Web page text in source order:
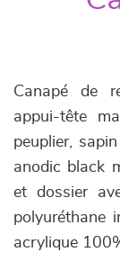
Canapé de
appui-tête
peuplier,
anodic black
et dossier
polyuréthane
acrylique